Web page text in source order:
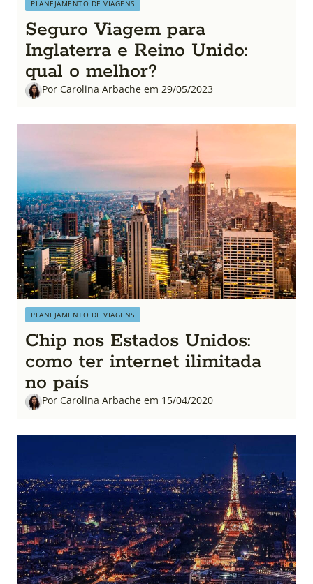
PLANEJAMENTO DE VIAGENS
Seguro Viagem para
Inglaterra e Reino Unido:
qual o melhor?
Por Carolina Arbache em 29/05/2023
PLANEJAMENTO DE VIAGENS
Chip nos Estados Unidos:
como ter internet ilimitada
no país
Por Carolina Arbache em 15/04/2020